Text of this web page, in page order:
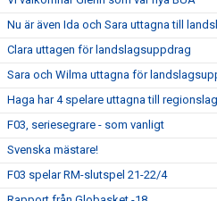
Nu är även Ida och Sara uttagna till
Clara uttagen för landslagsuppdrag
Sara och Wilma uttagna för
Haga har 4 spelare uttagna till
F03, seriesegrare - som vanligt
Svenska mästare!
F03 spelar RM-slutspel 21-22/4